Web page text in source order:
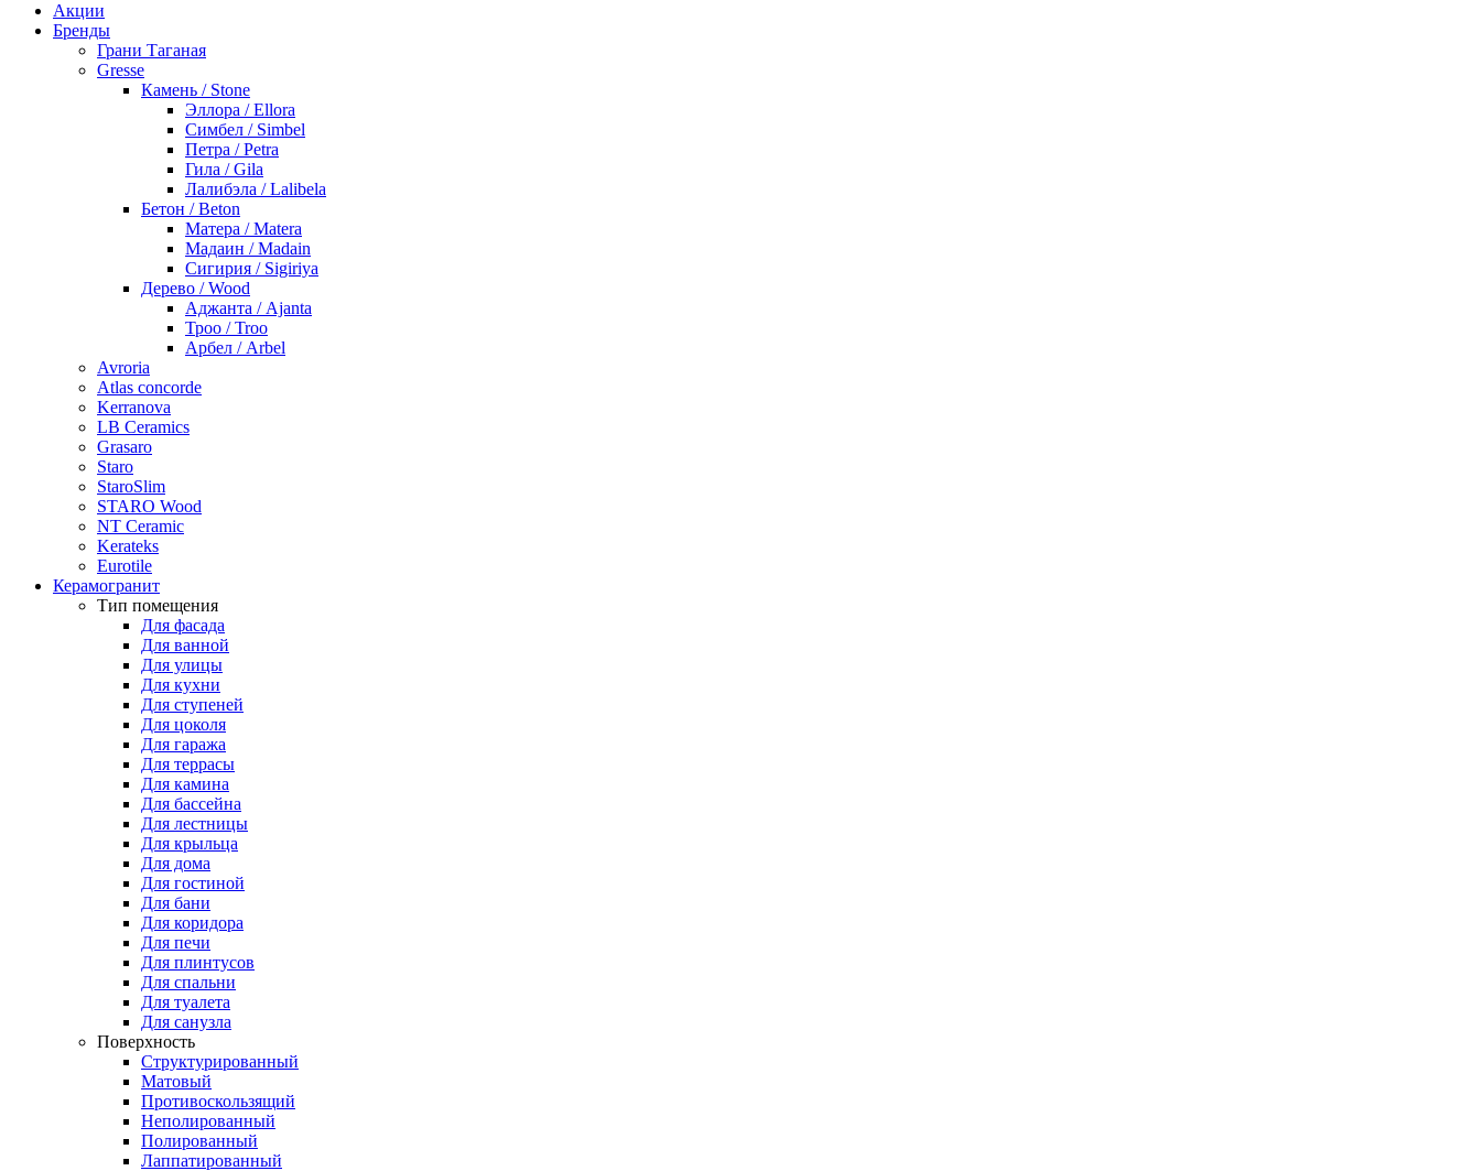
Акции
Бренды
Грани Таганая
Gresse
Камень / Stone
Эллора / Ellora
Симбел / Simbel
Петра / Petra
Гила / Gila
Лалибэла / Lalibela
Бетон / Beton
Матера / Matera
Мадаин / Madain
Сигирия / Sigiriya
Дерево / Wood
Аджанта / Ajanta
Троо / Troo
Арбел / Arbel
Avroria
Atlas concorde
Kerranova
LB Ceramics
Grasaro
Staro
StaroSlim
STARO Wood
NT Ceramic
Kerateks
Eurotile
Керамогранит
Тип помещения
Для фасада
Для ванной
Для улицы
Для кухни
Для ступеней
Для цоколя
Для гаража
Для террасы
Для камина
Для бассейна
Для лестницы
Для крыльца
Для дома
Для гостиной
Для бани
Для коридора
Для печи
Для плинтусов
Для спальни
Для туалета
Для санузла
Поверхность
Структурированный
Матовый
Противоскользящий
Неполированный
Полированный
Лаппатированный